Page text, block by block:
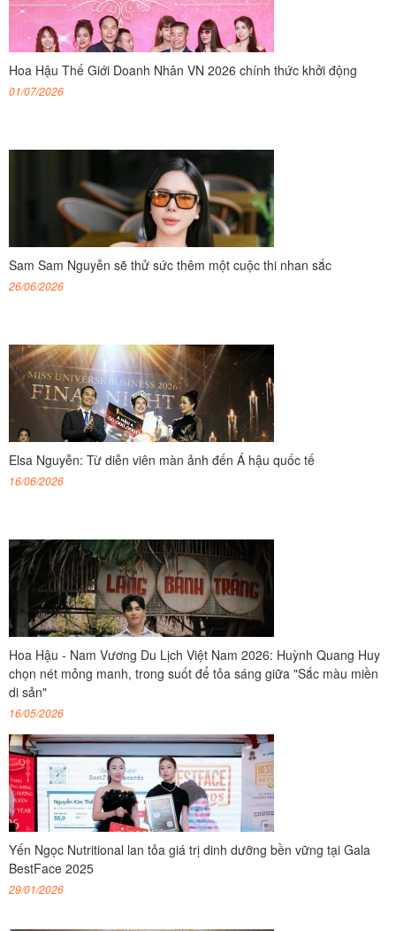
Hoa Hậu Thế Giới Doanh Nhân VN 2026 chính thức khởi động
01/07/2026
Sam Sam Nguyễn sẽ thử sức thêm một cuộc thi nhan sắc
26/06/2026
Elsa Nguyễn: Từ diễn viên màn ảnh đến Á hậu quốc tế
16/06/2026
Hoa Hậu - Nam Vương Du Lịch Việt Nam 2026: Huỳnh Quang Huy
chọn nét mỏng manh, trong suốt để tỏa sáng giữa "Sắc màu miền
di sản"
16/05/2026
Yến Ngọc Nutritional lan tỏa giá trị dinh dưỡng bền vững tại Gala
BestFace 2025
29/01/2026